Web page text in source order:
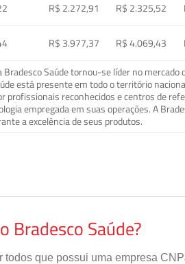
R$ 2.272,91 R$ 2.325,52
R$ 3.977,37 R$ 4.069,43
Saúde tornou-se líder no
está presente em todo o território
profissionais reconhecidos e centros de
empregada em suas operações. A
a excelência de seus produtos.
Bradesco Saúde?
que possui uma empresa